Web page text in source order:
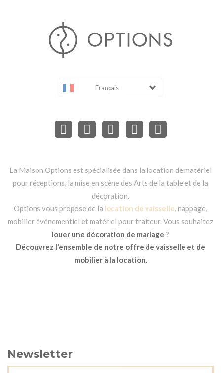
Français
La Maison Options est spécialisée dans la location de matériel
pour réceptions, la mise en scène des Arts de la table et de la
décoration.
Options vous propose de la location de vaisselle, nappage,
mobilier événementiel et matériel pour traiteur. Vous souhaitez
louer une décoration de mariage ?
Découvrez l'ensemble de notre offre de vaisselle et de
mobilier à la location.
Newsletter